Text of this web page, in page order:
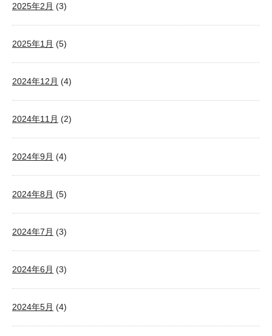
2025年2月 (3)
2025年1月 (5)
2024年12月 (4)
2024年11月 (2)
2024年9月 (4)
2024年8月 (5)
2024年7月 (3)
2024年6月 (3)
2024年5月 (4)